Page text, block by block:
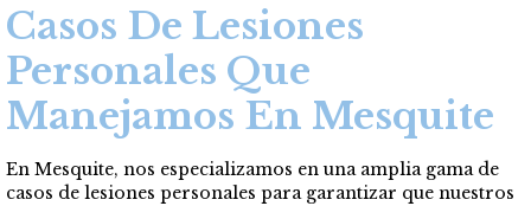
Casos De Lesiones
Personales Que
Manejamos En Mesquite
En Mesquite, nos especializamos en una amplia gama de
casos de lesiones personales para garantizar que nuestros